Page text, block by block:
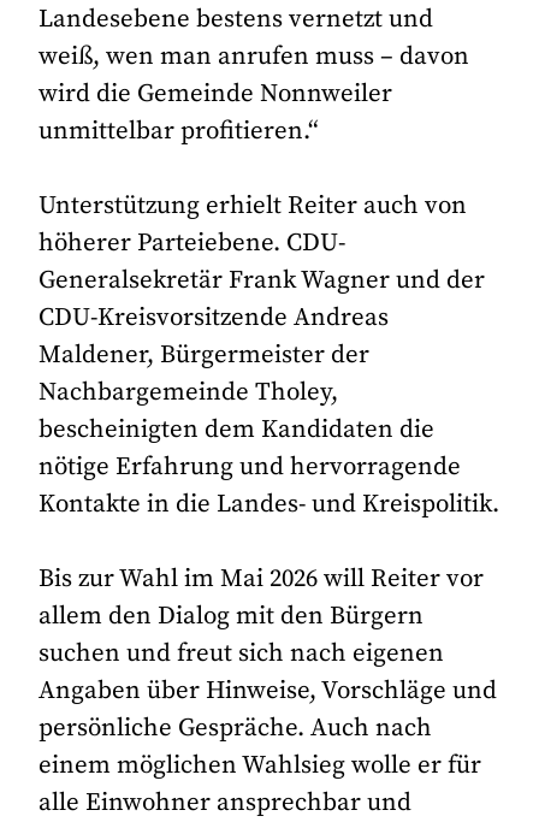
Landesebene bestens vernetzt und
weiß, wen man anrufen muss – davon
wird die Gemeinde Nonnweiler
unmittelbar profitieren.“
Unterstützung erhielt Reiter auch von
höherer Parteiebene. CDU-
Generalsekretär Frank Wagner und der
CDU-Kreisvorsitzende Andreas
Maldener, Bürgermeister der
Nachbargemeinde Tholey,
bescheinigten dem Kandidaten die
nötige Erfahrung und hervorragende
Kontakte in die Landes- und Kreispolitik.
Bis zur Wahl im Mai 2026 will Reiter vor
allem den Dialog mit den Bürgern
suchen und freut sich nach eigenen
Angaben über Hinweise, Vorschläge und
persönliche Gespräche. Auch nach
einem möglichen Wahlsieg wolle er für
alle Einwohner ansprechbar und